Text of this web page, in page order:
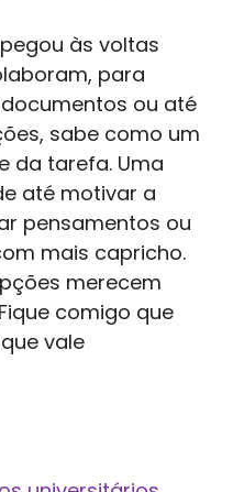
às voltas
para
ou até
sabe como um
da tarefa. Uma
até motivar a
pensamentos ou
mais capricho.
merecem
comigo que
vale